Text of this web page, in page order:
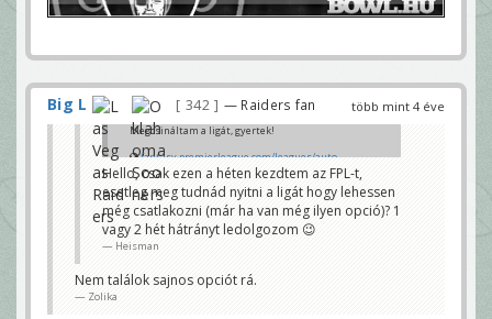
több mint 4 éve
Big L 342 — Raiders fan
Megcsináltam a ligát, gyertek!
fantasy.premierleague.com/leagues/auto-
join/bghbwx
Liga: Bowl.hu
Kód: bghbwx
Zolika
Hello, csak ezen a héten kezdtem az FPL-t,
esetleg meg tudnád nyitni a ligát hogy lehessen
még csatlakozni (már ha van még ilyen opció)? 1
vagy 2 hét hátrányt ledolgozom 😉
Heisman
Nem találok sajnos opciót rá.
Zolika